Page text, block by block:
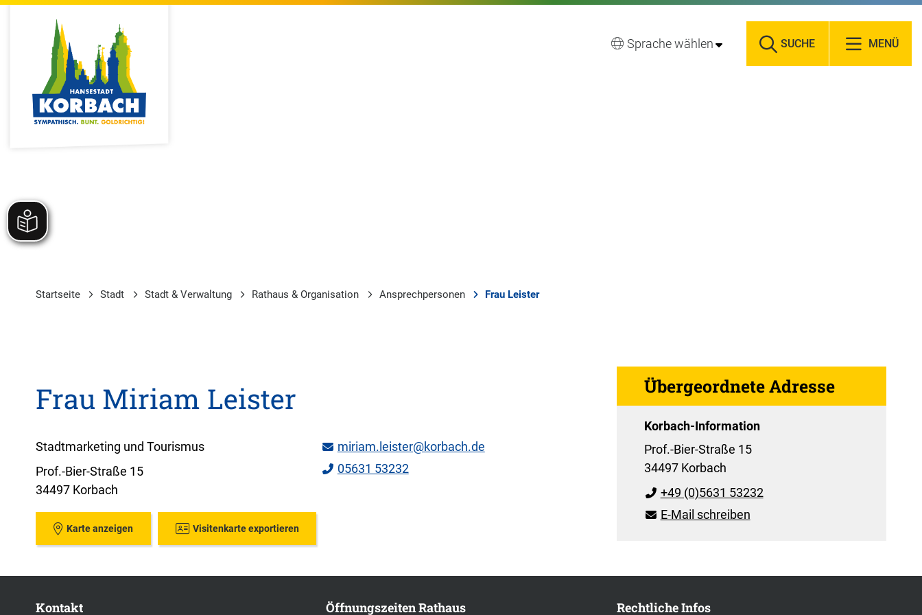
Sprache wählen SUCHE MENÜ
Startseite Stadt Stadt & Verwaltung Rathaus & Organisation Ansprechpersonen Frau Leister
Frau Miriam Leister
Stadtmarketing und Tourismus
Prof.-Bier-Straße 15
34497 Korbach
miriam.leister@korbach.de
05631 53232
Karte anzeigen Visitenkarte exportieren
Übergeordnete Adresse
Korbach-Information
Prof.-Bier-Straße 15
34497 Korbach
+49 (0)5631 53232
E-Mail schreiben
Kontakt Öffnungszeiten Rathaus Rechtliche Infos